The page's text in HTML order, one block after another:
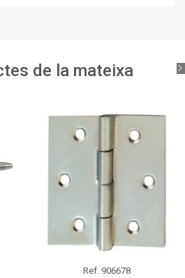
de la mateixa
Ref. 906678